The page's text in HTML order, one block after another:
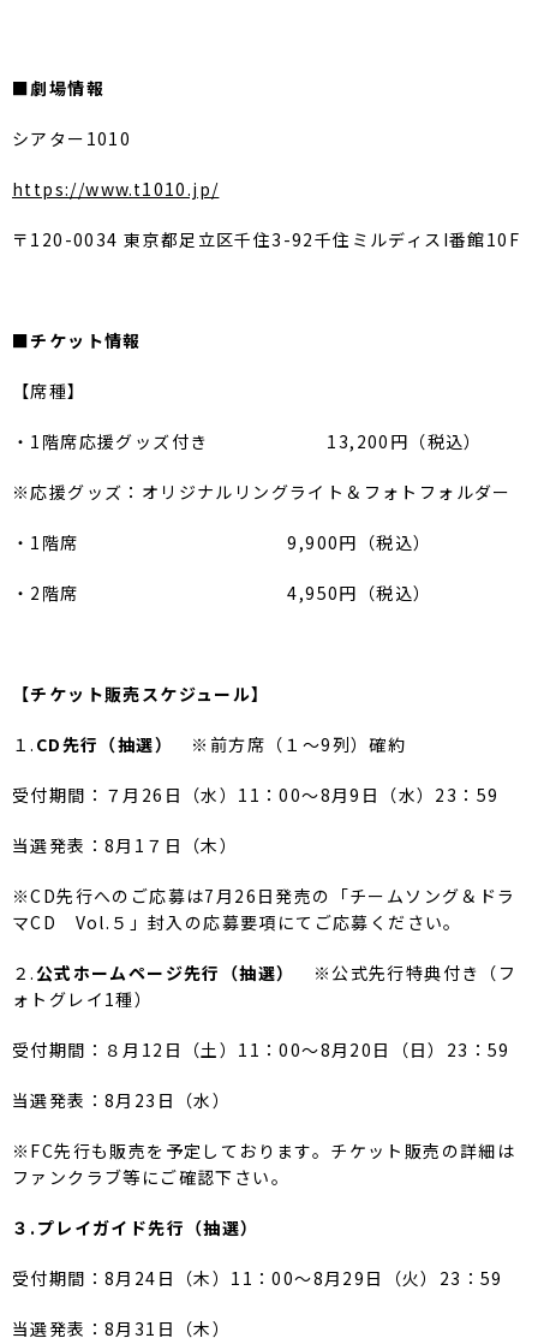
■劇場情報
シアター1010
https://www.t1010.jp/
〒120-0034 東京都足立区千住3-92千住ミルディスI番館10F
■チケット情報
【席種】
・1階席応援グッズ付き 13,200円（税込）
※応援グッズ：オリジナルリングライト＆フォトフォルダー
・1階席 9,900円（税込）
・2階席 4,950円（税込）
【チケット販売スケジュール】
１. CD先行（抽選） ※前方席（１～9列）確約
受付期間：７月26日（水）11：00～8月9日（水）23： 59
当選発表：8月1７日（木）
※CD先行へのご応募は7月26日発売の「チームソング＆ ドラ
マCD Vol.５」封入の応募要項にてご応募ください。
２.公式ホームページ先行（抽選）
※公式先行特典付き（フ
ォトグレイ1種）
受付期間：８月12日（土）11：00～8月20日（日）23： 59
当選発表：8月23日（水）
※FC先行も販売を予定しております。 チケット販売の詳細は
ファンクラブ等にご確認下さい。
３.プレイガイド先行（抽選）
受付期間：8月24日（木）11：00～8月29日（火）23： 59
当選発表：8月31日（木）